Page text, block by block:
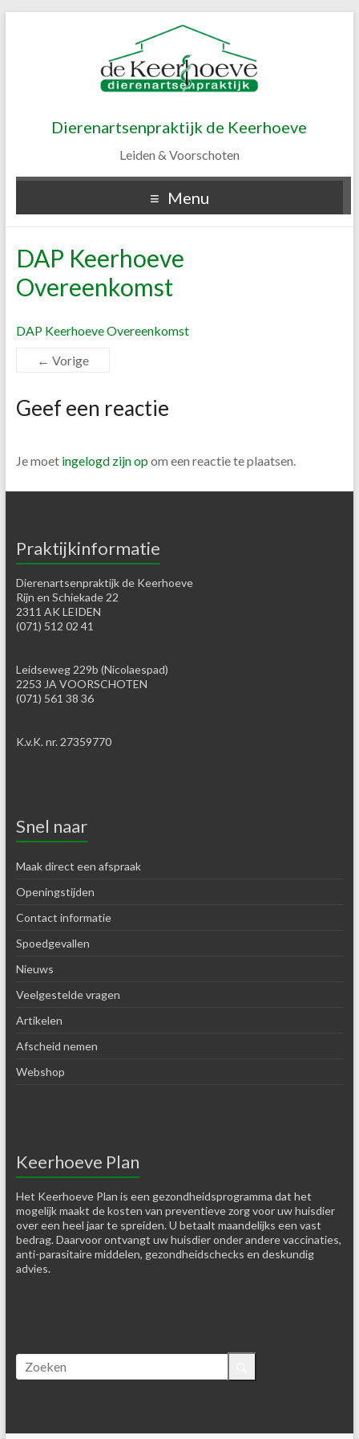
Dierenartsenpraktijk de Keerhoeve
Leiden & Voorschoten
Menu
DAP Keerhoeve
Overeenkomst
DAP Keerhoeve Overeenkomst
← Vorige
Geef een reactie
Je moet ingelogd zijn opom een reactie te plaatsen.
Praktijkinformatie
Dierenartsenpraktijk de Keerhoeve
Rijn en Schiekade 22
2311 AK LEIDEN
(071) 512 02 41
Leidseweg 229b (Nicolaespad)
2253 JA VOORSCHOTEN
(071) 561 38 36
K.v.K. nr. 27359770
Snel naar
Maak direct een afspraak
Openingstijden
Contact informatie
Spoedgevallen
Nieuws
Veelgestelde vragen
Artikelen
Afscheid nemen
Webshop
Keerhoeve Plan
Het Keerhoeve Plan is een gezondheidsprogramma dat het
mogelijk maakt de kosten van preventieve zorg voor uw huisdier
over een heel jaar te spreiden. U betaalt maandelijks een vast
bedrag. Daarvoor ontvangt uw huisdier onder andere vaccinaties,
anti-parasitaire middelen, gezondheidschecks en deskundig
advies.